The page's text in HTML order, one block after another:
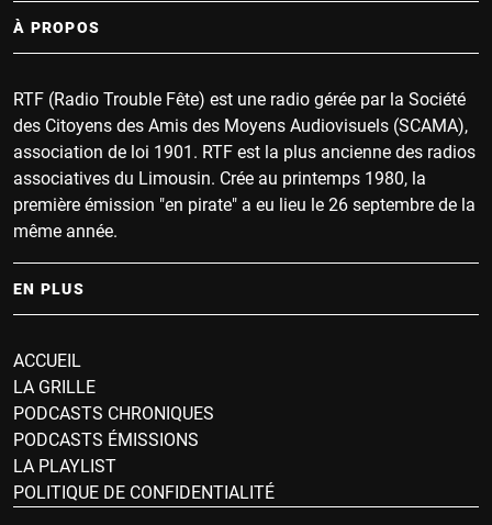
À PROPOS
RTF (Radio Trouble Fête) est une radio gérée par la Société
des Citoyens des Amis des Moyens Audiovisuels (SCAMA),
association de loi 1901. RTF est la plus ancienne des radios
associatives du Limousin. Crée au printemps 1980, la
première émission "en pirate" a eu lieu le 26 septembre de la
même année.
EN PLUS
ACCUEIL
LA GRILLE
PODCASTS CHRONIQUES
PODCASTS ÉMISSIONS
LA PLAYLIST
POLITIQUE DE CONFIDENTIALITÉ